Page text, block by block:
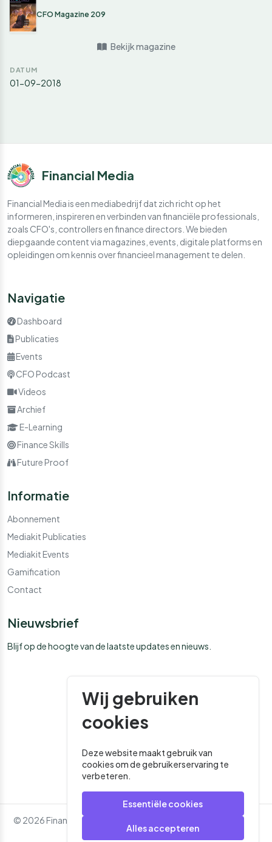
Wij gebruiken
cookies
Deze website maakt gebruik van
cookies om de gebruikerservaring te
verbeteren.
Essentiële cookies
Alles accepteren
CFO Magazine 209
Bekijk magazine
DATUM
01-09-2018
Financial Media
Financial Media is een mediabedrijf dat zich richt op het
informeren, inspireren en verbinden van financiële professionals,
zoals CFO's, controllers en finance directors. We bieden
diepgaande content via magazines, events, digitale platforms en
opleidingen om kennis over financieel management te delen.
Navigatie
Dashboard
Publicaties
Events
CFO Podcast
Videos
Archief
E-Learning
Finance Skills
Future Proof
Informatie
Abonnement
Mediakit Publicaties
Mediakit Events
Gamification
Contact
Nieuwsbrief
Blijf op de hoogte van de laatste updates en nieuws.
© 2026 Financial Media. Alle rechten voorbehouden. - Website
Roger That